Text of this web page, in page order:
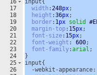
16
17
18
19
20
21
22
23
24
25
26
input{
width :248px;
height :36px;
border: 1px solid
margin-top: 15px;
font-size: 15px;
font-weight : 600;
font-family:arial ;
}
input{
  -webkit-appearance: